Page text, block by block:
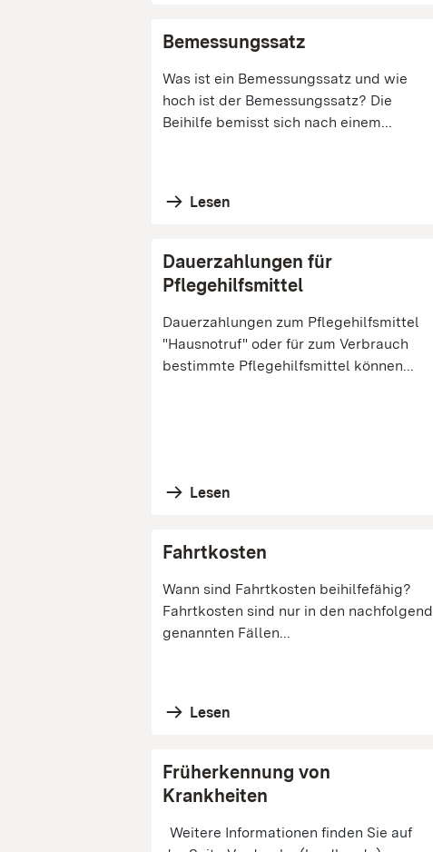
Bemessungssatz
Was ist ein Bemessungssatz und wie
hoch ist der Bemessungssatz? Die
Beihilfe bemisst sich nach einem...
Lesen
Dauerzahlungen für
Pflegehilfsmittel
Dauerzahlungen zum Pflegehilfsmittel
"Hausnotruf" oder für zum Verbrauch
bestimmte Pflegehilfsmittel können...
Lesen
Fahrtkosten
Wann sind Fahrtkosten beihilfefähig?
Fahrtkosten sind nur in den nachfolgend
genannten Fällen...
Lesen
Früherkennung von
Krankheiten
Weitere Informationen finden Sie auf